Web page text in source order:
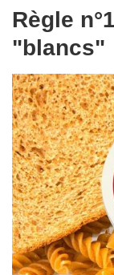
Règle
"blancs"